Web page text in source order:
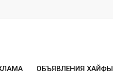
ОБЪЯВЛЕНИЯ ХАЙФЫ